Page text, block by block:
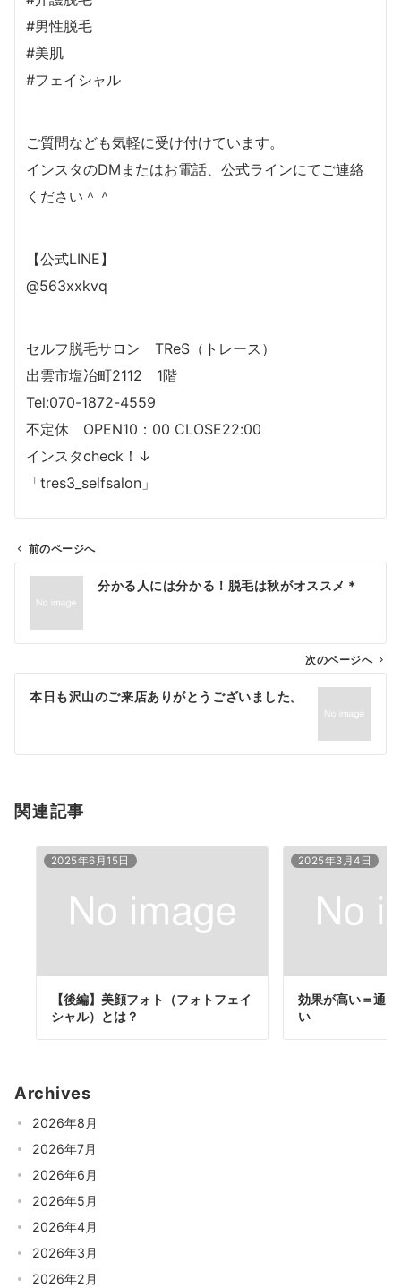
#男性脱毛
#美肌
#フェイシャル
ご質問なども気軽に受け付けています。
インスタのDMまたはお電話、公式ラインにてご連絡
ください＾＾
【公式LINE】
@563xxkvq
セルフ脱毛サロン TReS（トレース）
出雲市塩冶町2112 1階
Tel:070-1872-4559
不定休 OPEN10：00 CLOSE22:00
インスタcheck！↓
「tres3_selfsalon」
ビ
ン
前のページへ
分かる人には分かる！脱毛は秋がオススメ＊
次のページへ
本日も沢山のご来店ありがとうございました。
関連記事
2025年6月15日
【後編】美顔フォト（フォトフェイ
シャル）とは？
2025年3月4日
効果が高い＝通
い
Archives
2026年8月
2026年7月
2026年6月
2026年5月
2026年4月
2026年3月
2026年2月